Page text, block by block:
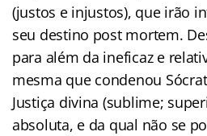
(justos e injustos), que irão
seu destino post mortem.
para além da ineficaz e
mesma que condenou
Justiça divina (sublime;
absoluta, e da qual não se